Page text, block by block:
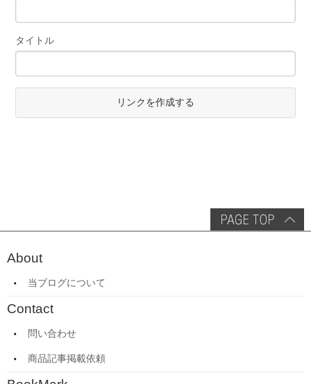
タイトル
リンクを作成する
About
当ブログについて
Contact
問い合わせ
商品記事掲載依頼